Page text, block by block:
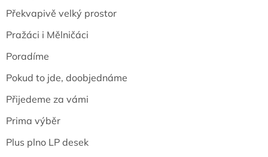
Překvapivě velký prostor
Pražáci i Mělničáci
Poradíme
Pokud to jde, doobjednáme
Přijedeme za vámi
Prima výběr
Plus plno LP desek